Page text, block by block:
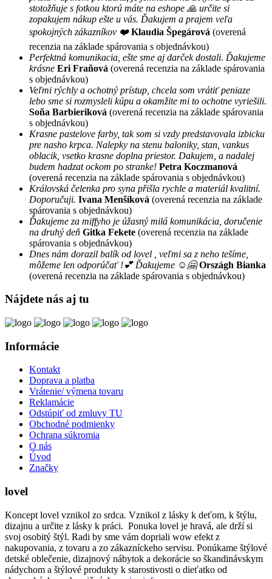
stotožňuje s fotkou ktorú máte na eshope 🙏 určite si
zopakujem nákup ešte u vás. Ďakujem a prajem veľa
spokojných zákazníkov ❤️ Klaudia Špegárová (overená
recenzia na základe spárovania s objednávkou)
Perfektná komunikacia, ešte sme aj darček dostali. Ďakujeme
krásne Eri Fraňová (overená recenzia na základe spárovania
s objednávkou)
Veľmi rýchly a ochotný prístup, chcela som vrátiť peniaze
lebo sme si rozmysleli kúpu a okamžite mi to ochotne vyriešili.
Soňa Barbieriková (overená recenzia na základe spárovania
s objednávkou)
Krasne pastelove farby, tak som si vzdy predstavovala izbicku
pre nasho krpca. Nalepky na stenu baloniky, stan, vankus
oblacik, vsetko krasne doplna priestor. Dakujem, a nadalej
budem hadzat ockom po stranke! Petra Koczmanová
(overená recenzia na základe spárovania s objednávkou)
Královská čelenka pro syna přišla rychle a materiál kvalitní.
Doporučuji. Ivana Menšíková (overená recenzia na základe
spárovania s objednávkou)
Ďakujeme za miffyho je úžasný milá komunikácia, doručenie
na druhý deň Gitka Fekete (overená recenzia na základe
spárovania s objednávkou)
Dnes nám dorazil balík od lovel , veľmi sa z neho tešíme,
môžeme len odporúčať !💕 Ďakujeme ☺️🤗 Országh Bianka
(overená recenzia na základe spárovania s objednávkou)
Nájdete nás aj tu
Informácie
Kontakt
Doprava a platba
Vrátenie/ výmena tovaru
Reklamácie
Odstúpiť od zmluvy TU
Obchodné podmienky
Ochrana súkromia
O nás
Úvod
Značky
lovel
Koncept lovel vznikol zo srdca. Vznikol z lásky k deťom, k štýlu,
dizajnu a určite z lásky k práci. Ponuka lovel je hravá, ale drží si
svoj osobitý štýl. Radi by sme vám dopriali wow efekt z
nakupovania, z tovaru a zo zákazníckeho servisu. Ponúkame štýlové
detské oblečenie, dizajnový nábytok a dekorácie so škandinávskym
nádychom a štýlové produkty k starostivosti o dieťatko od